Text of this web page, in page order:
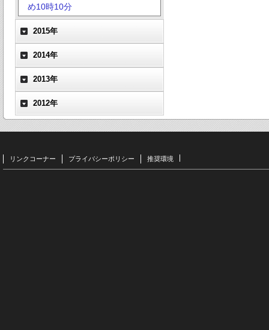
め10時10分
2015年
2014年
2013年
2012年
リンクコーナー プライバシーポリシー 推奨環境